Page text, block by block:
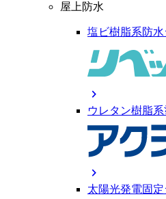
屋上防水
塩ビ樹脂系防水
chevron_right
ウレタン樹脂
chevron_right
太陽光発電固